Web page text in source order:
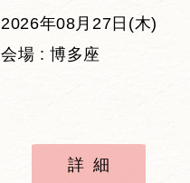
2026年08月27日(木)
会場 : 博多座
詳細